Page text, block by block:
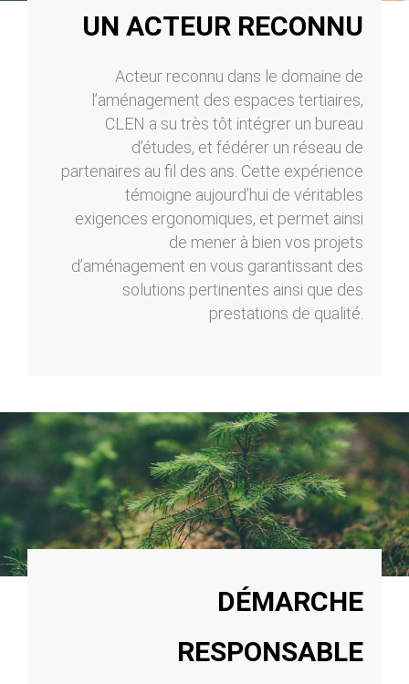
UN ACTEUR RECONNU
Acteur reconnu dans le domaine de
l’aménagement des espaces tertiaires,
CLEN a su très tôt intégrer un bureau
d’études, et fédérer un réseau de
partenaires au fil des ans. Cette expérience
témoigne aujourd’hui de véritables
exigences ergonomiques, et permet ainsi
de mener à bien vos projets
d’aménagement en vous garantissant des
solutions pertinentes ainsi que des
prestations de qualité.
DÉMARCHE
RESPONSABLE